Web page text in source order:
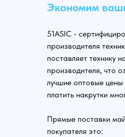
Экономим
51ASIC -
производителя
поставляет технику
производителя, что
лучшие оптовые
платить накрутки
Прямые поставки
покупателя это: